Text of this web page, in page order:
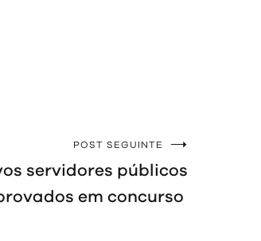
POST SEGUINTE
servidores públicos
em concurso